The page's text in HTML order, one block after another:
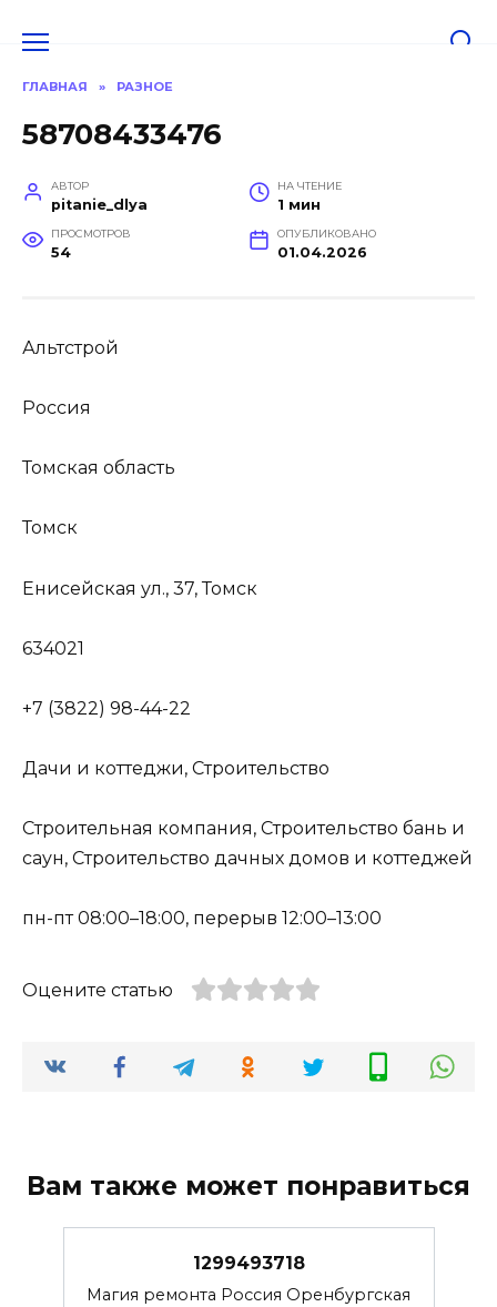
ГЛАВНАЯ » РАЗНОЕ
58708433476
АВТОР
pitanie_dlya
НА ЧТЕНИЕ
1 мин
ПРОСМОТРОВ
54
ОПУБЛИКОВАНО
01.04.2026
Альтстрой
Россия
Томская область
Томск
Енисейская ул., 37, Томск
634021
+7 (3822) 98-44-22
Дачи и коттеджи, Строительство
Строительная компания, Строительство бань и
саун, Строительство дачных домов и коттеджей
пн-пт 08:00–18:00, перерыв 12:00–13:00
Оцените статью
Вам также может понравиться
1299493718
Магия ремонта Россия Оренбургская